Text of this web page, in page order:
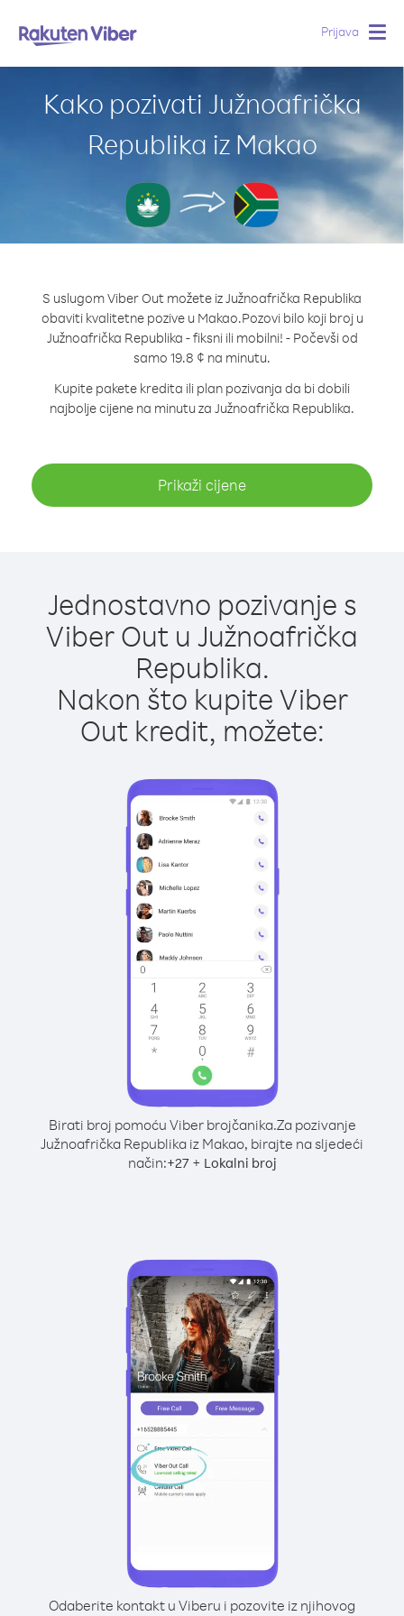
Prijava
Kako pozivati Južnoafrička
Republika iz Makao
S uslugom Viber Out možete iz Južnoafrička Republika
obaviti kvalitetne pozive u Makao.Pozovi bilo koji broj u
Južnoafrička Republika - fiksni ili mobilni! - Počevši od
samo 19.8 ¢ na minutu.
Kupite pakete kredita ili plan pozivanja da bi dobili
najbolje cijene na minutu za Južnoafrička Republika.
Prikaži cijene
Jednostavno pozivanje s
Viber Out u Južnoafrička
Republika.
Nakon što kupite Viber
Out kredit, možete:
Birati broj pomoću Viber brojčanika.Za pozivanje
Južnoafrička Republika iz Makao, birajte na sljedeći
način:+27+ Lokalni broj
Odaberite kontakt u Viberu i pozovite iz njihovog